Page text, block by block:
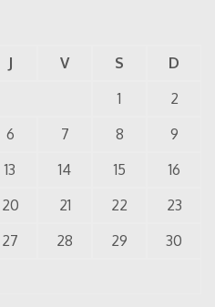
J V S
D
1
2
6 7 8
9
13 14 15
16
20 21 22
23
27 28 29
30